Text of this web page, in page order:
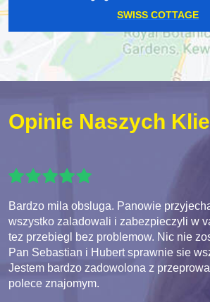
SWISS COTTAGE
Opinie Naszych
Bardzo mila obsluga. Panowie
wszystko zaladowali i zabezpieczyli w
tez przebiegl bez problemow. Nic nie
Pan Sebastian i Hubert sprawnie sie
Jestem bardzo zadowolona z
polece znajomym.